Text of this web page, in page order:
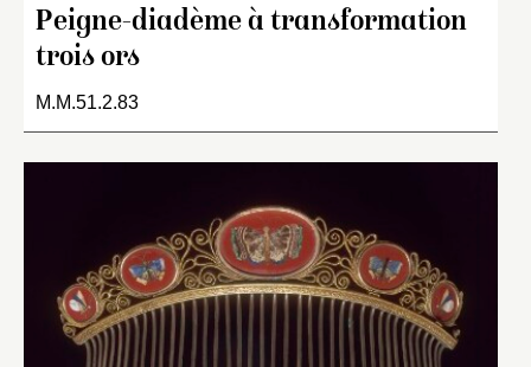
Peigne-diadème à transformation
trois ors
M.M.51.2.83